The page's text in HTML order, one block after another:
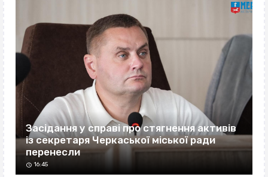
Засідання у справі про стягнення активів
із секретаря Черкаської міської ради
перенесли
16:45